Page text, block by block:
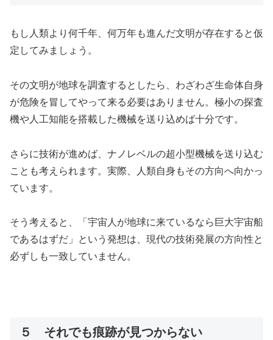
もし人類より何千年、何万年も進んだ文明が存在すると仮
定してみましょう。
その文明が地球を調査するとしたら、わざわざ生命体自身
が危険を冒してやって来る必要はありません。極小の探査
機や人工知能を搭載した機械を送り込めば十分です。
さらに技術が進めば、ナノレベルの超小型機械を送り込む
ことも考えられます。実際、人類自身もその方向へ向かっ
ています。
そう考えると、「宇宙人が地球に来ているなら巨大宇宙船
であるはずだ」という発想は、現代の技術発展の方向性と
必ずしも一致していません。
５ それでも痕跡が見つからない